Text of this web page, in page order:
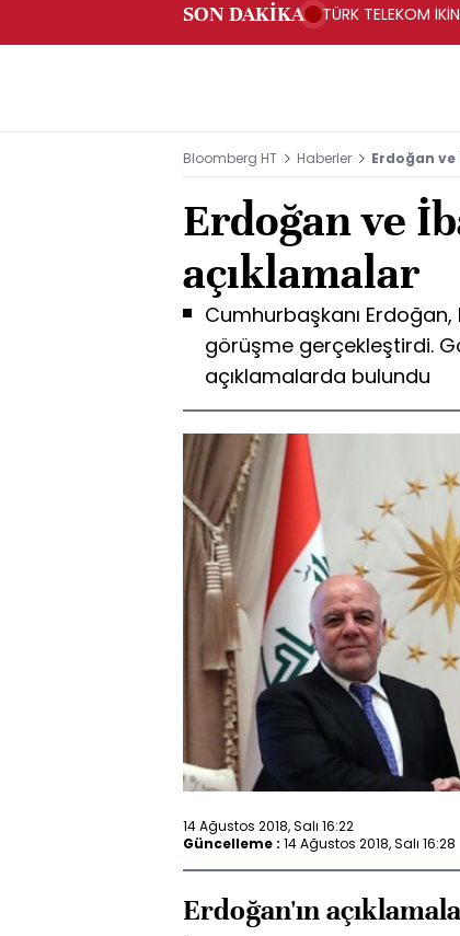
SON DAKİKA TÜRK TELEKOM
Bloomberg HT Haberler Erdoğan
Erdoğan ve
açıklamalar
Cumhurbaşkanı
görüşme gerçekleştirdi.
açıklamalarda bulundu
14 Ağustos 2018, Salı 16:22
Güncelleme : 14 Ağustos 2018, Salı 16:28
Erdoğan'ın